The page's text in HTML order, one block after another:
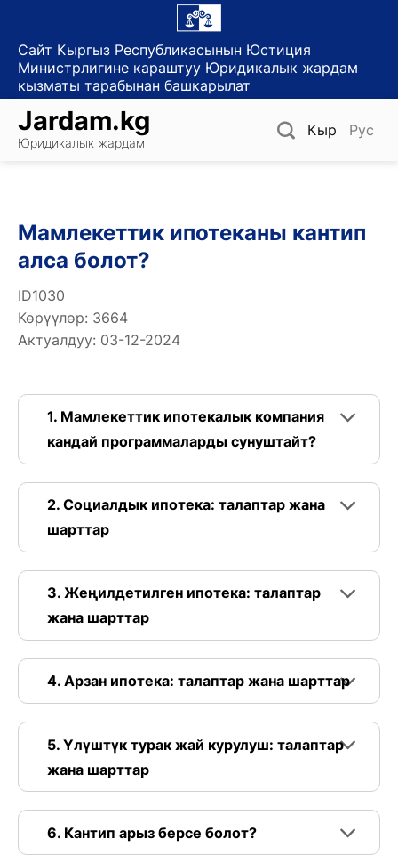
content
Сайт Кыргыз Республикасынын Юстиция
Министрлигине караштуу Юридикалык жардам
кызматы тарабынан башкарылат
Jardam.kg
Юридикалык жардам
Кыр Рус
Мамлекеттик ипотеканы кантип
алса болот?
ID1030
Көрүүлөр: 3664
Актуалдуу: 03-12-2024
1. Мамлекеттик ипотекалык компания
кандай программаларды сунуштайт?
2. Социалдык ипотека: талаптар жана
шарттар
3. Жеңилдетилген ипотека: талаптар
жана шарттар
4. Арзан ипотека: талаптар жана шарттар
5. Үлүштүк турак жай курулуш: талаптар
жана шарттар
6. Кантип арыз берсе болот?